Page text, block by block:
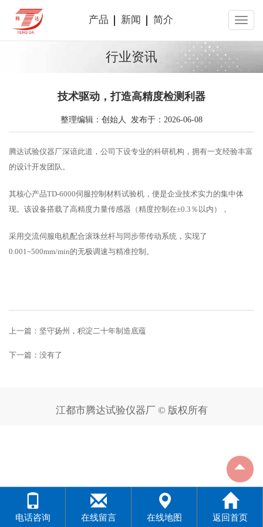
产品 新闻 简介
行业资讯
技术驱动，打造高精度检测利器
整理编辑：创始人 发布于：2026-06-08
腾达试验仪器厂深谙此道，公司下设专业的科研机构，拥有一支经验丰富
的设计开发团队。
其核心产品TD-6000伺服控制材料试验机，便是企业技术实力的集中体
现。该设备搭载了高精度力量传感器（精度控制在±0.3％以内），
采用交流伺服电机配合滚珠丝杆与同步带传动系统，实现了
0.001~500mm/min的无极调速与精准控制。
上一篇： 坚守扬州，积淀二十年制造底蕴
下一篇：没有了
江都市腾达试验仪器厂 © 版权所有
电话咨询 在线留言 在线地图 返回首页